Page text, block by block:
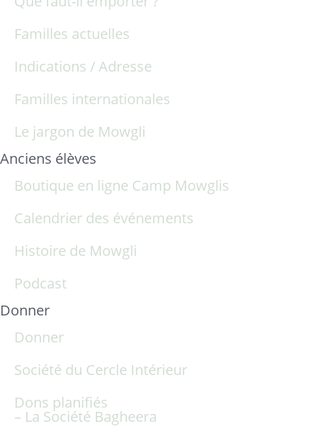
Familles actuelles
Indications / Adresse
Familles internationales
Le jargon de Mowgli
Anciens élèves
Boutique en ligne Camp Mowglis
Calendrier des événements
Histoire de Mowgli
Podcast
Donner
Donner
Société du Cercle Intérieur
Dons planifiés
– La Société Bagheera